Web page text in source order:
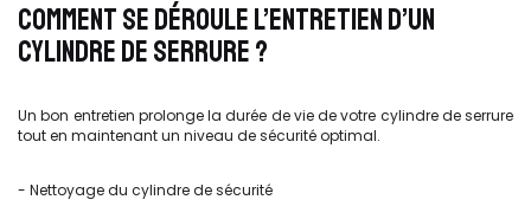
COMMENT SE DÉROULE L’ENTRETIEN D’UN
CYLINDRE DE SERRURE ?
Un bon entretien prolonge la durée de vie de votre cylindre de serrure
tout en maintenant un niveau de sécurité optimal.
- Nettoyage du cylindre de sécurité